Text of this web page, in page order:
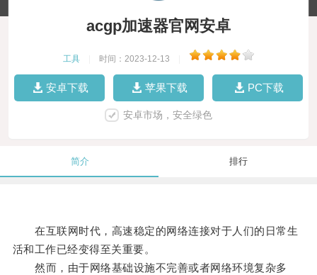
acgp加速器官网安卓
工具 时间：2023-12-13
安卓下载 苹果下载 PC下载
安卓市场，安全绿色
简介 排行
在互联网时代，高速稳定的网络连接对于人们的日常生
活和工作已经变得至关重要。
然而，由于网络基础设施不完善或者网络环境复杂多